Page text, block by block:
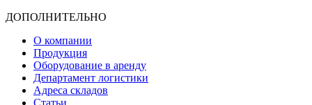
ДОПОЛНИТЕЛЬНО
О компании
Продукция
Оборудование в аренду
Департамент логистики
Адреса складов
Статьи